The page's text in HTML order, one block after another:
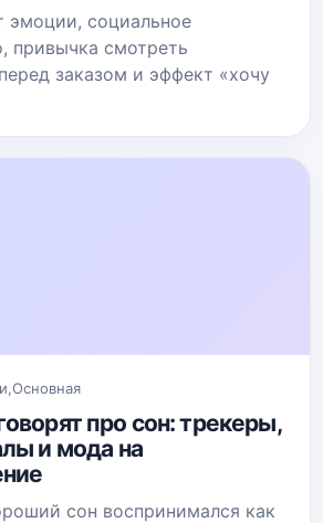
эмоции, социальное
привычка смотреть
заказом и эффект «хочу
,Основная
про сон: трекеры,
и мода на
сон воспринимался как